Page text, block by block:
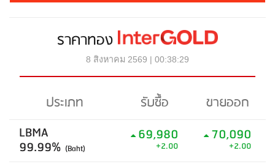
ราคาทอง
8 สิงหาคม 2569 | 00:38:29
ประเภท รับซื้อ
ขายออก
LBMA
99.99% (Baht)
69,980
+2.00
70,090
+2.00